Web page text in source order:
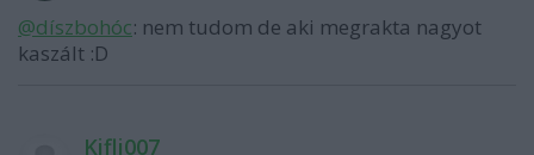
@díszbohóc: nem tudom de aki megrakta nagyot
kaszált :D
Kifli007